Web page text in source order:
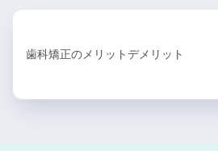
歯科矯正のメリットデメリット